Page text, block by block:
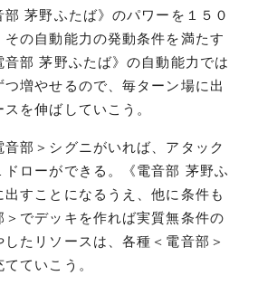
茅野ふたば》のパワーを１５０
その自動能力の発動条件を満たす
音部 茅野ふたば》の自動能力では
増やせるので、毎ターン場に出
を伸ばしていこう。
音部＞シグニがいれば、アタック
ローができる。《電音部 茅野ふ
すことになるうえ、他に条件も
＞でデッキを作れば実質無条件の
したリソースは、各種＜電音部＞
ていこう。